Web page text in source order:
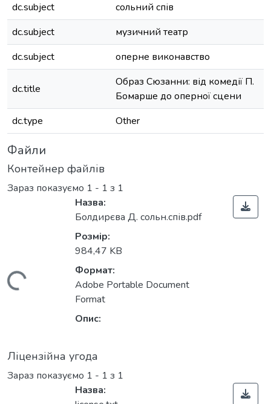
dc.subject
сольний спів
dc.subject
музичний театр
dc.subject
оперне виконавство
dc.title
Образ Сюзанни: від комедії П.
Бомарше до оперної сцени
dc.type
Other
Файли
Контейнер файлів
Зараз показуємо 1 - 1 з 1
Вантажиться...
Назва:
Болдирєва Д. сольн.спів.pdf
Розмір:
984,47 KB
Формат:
Adobe Portable Document
Format
Опис:
Ліцензійна угода
Зараз показуємо 1 - 1 з 1
Назва: